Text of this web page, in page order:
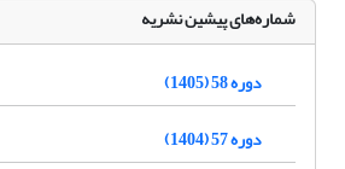
شماره‌های پیشین نشریه
دوره 58 (1405)
دوره 57 (1404)